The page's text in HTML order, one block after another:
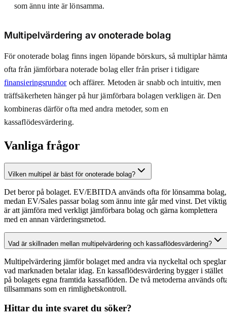
som ännu inte är lönsamma.
Multipelvärdering av onoterade bolag
För onoterade bolag finns ingen löpande börskurs, så multiplar
ofta från jämförbara noterade bolag eller från priser i tidigare
finansieringsrundoroch affärer. Metoden är snabb och intuitiv, men
träffsäkerheten hänger på hur jämförbara bolagen verkligen är. Den
kombineras därför ofta med andra metoder, som en
kassaflödesvärdering.
Vanliga frågor
Vilken multipel är bäst för onoterade bolag?
Det beror på bolaget. EV/EBITDA används ofta för lönsamma bolag,
medan EV/Sales passar bolag som ännu inte går med vinst. Det
är att jämföra med verkligt jämförbara bolag och gärna komplettera
med en annan värderingsmetod.
Vad är skillnaden mellan multipelvärdering och kassaflödesvärdering?
Multipelvärdering jämför bolaget med andra via nyckeltal och speglar
vad marknaden betalar idag. En kassaflödesvärdering bygger i stället
på bolagets egna framtida kassaflöden. De två metoderna används
tillsammans som en rimlighetskontroll.
Hittar du inte svaret du söker?